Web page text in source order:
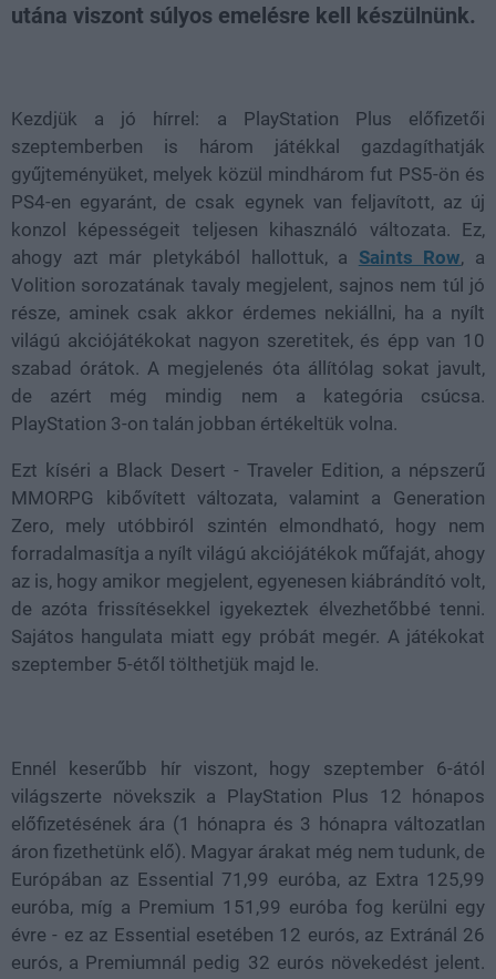
utána viszont súlyos emelésre kell készülnünk.
Kezdjük a jó hírrel: a PlayStation Plus előfizetői
szeptemberben is három játékkal gazdagíthatják
gyűjteményüket, melyek közül mindhárom fut PS5-ön és
PS4-en egyaránt, de csak egynek van feljavított, az új
konzol képességeit teljesen kihasználó változata. Ez,
ahogy azt már pletykából hallottuk, a Saints Row, a
Volition sorozatának tavaly megjelent, sajnos nem túl jó
része, aminek csak akkor érdemes nekiállni, ha a nyílt
világú akciójátékokat nagyon szeretitek, és épp van 10
szabad órátok. A megjelenés óta állítólag sokat javult,
de azért még mindig nem a kategória csúcsa.
PlayStation 3-on talán jobban értékeltük volna.
Ezt kíséri a Black Desert - Traveler Edition, a népszerű
MMORPG kibővített változata, valamint a Generation
Zero, mely utóbbiról szintén elmondható, hogy nem
forradalmasítja a nyílt világú akciójátékok műfaját, ahogy
az is, hogy amikor megjelent, egyenesen kiábrándító volt,
de azóta frissítésekkel igyekeztek élvezhetőbbé tenni.
Sajátos hangulata miatt egy próbát megér. A játékokat
szeptember 5-étől tölthetjük majd le.
Ennél keserűbb hír viszont, hogy szeptember 6-ától
világszerte növekszik a PlayStation Plus 12 hónapos
előfizetésének ára (1 hónapra és 3 hónapra változatlan
áron fizethetünk elő). Magyar árakat még nem tudunk, de
Európában az Essential 71,99 euróba, az Extra 125,99
euróba, míg a Premium 151,99 euróba fog kerülni egy
évre - ez az Essential esetében 12 eurós, az Extránál 26
eurós, a Premiumnál pedig 32 eurós növekedést jelent.